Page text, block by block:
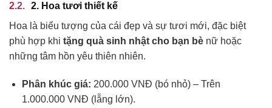
2. Hoa tươi thiết kế
Hoa là biểu tượng của cái đẹp và sự tươi mới, đặc biệt
phù hợp khi tặng quà sinh nhật cho bạn bè nữ hoặc
những tâm hồn yêu thiên nhiên.
Phân khúc giá: 200.000 VNĐ (bó nhỏ) – Trên
1.000.000 VNĐ (lẵng lớn).